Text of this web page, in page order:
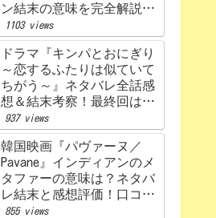
ン結末の意味を完全解説！
感想、評価！
1103 views
ドラマ『キンパとおにぎり
～恋するふたりは似ていて
ちがう～』ネタバレ全話感
想＆結末考察！最終回はど
うなる？あらすじから原
作、キャスト相関図まで徹
底解説【赤楚衛二×カン・
ヘウォン】
937 views
韓国映画『パヴァーヌ／
Pavane』インディアンのメ
タファーの意味は？ネタバ
レ結末と感想評価！口コミ
あらすじ徹底考察
855 views